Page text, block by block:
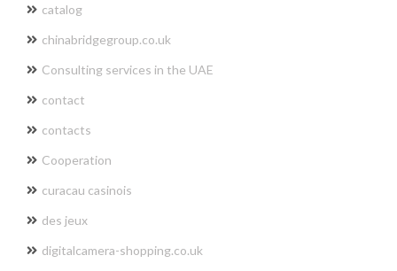
catalog
chinabridgegroup.co.uk
Consulting services in the UAE
contact
contacts
Cooperation
curacau casinois
des jeux
digitalcamera-shopping.co.uk